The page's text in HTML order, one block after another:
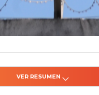
VER RESUMEN